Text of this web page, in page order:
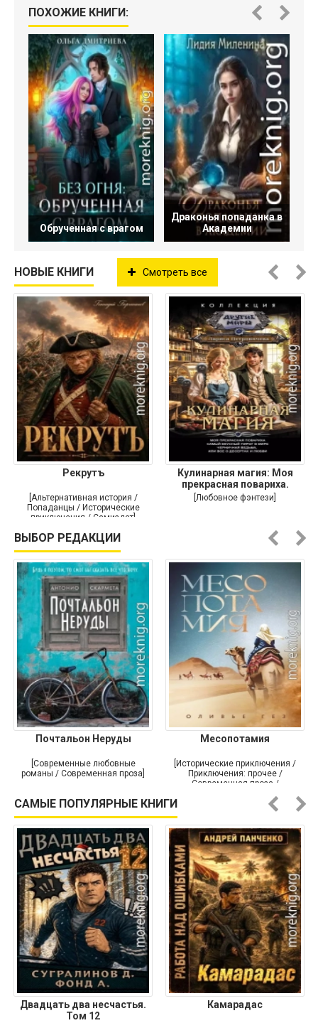
ПОХОЖИЕ КНИГИ:
Обрученная с врагом
Драконья попаданка в
Академии
НОВЫЕ КНИГИ Смотреть все
Рекрутъ
[Альтернативная история /
Попаданцы / Исторические
приключения / Самиздат]
Кулинарная магия: Моя
прекрасная повариха.
Самый
[Любовное фэнтези]
ВЫБОР РЕДАКЦИИ
Почтальон Неруды
[Современные любовные
романы / Современная проза]
Месопотамия
[Исторические приключения /
Приключения: прочее /
Современная проза /
САМЫЕ ПОПУЛЯРНЫЕ КНИГИ
Двадцать два несчастья.
Том 12
Камарадас